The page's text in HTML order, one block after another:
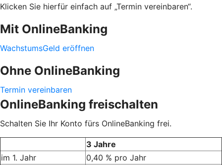
Klicken Sie hierfür einfach auf „Termin vereinbaren“.
Mit OnlineBanking
WachstumsGeld eröffnen
Ohne OnlineBanking
Termin vereinbaren
OnlineBanking freischalten
Schalten Sie Ihr Konto fürs OnlineBanking frei.
3 Jahre
im 1. Jahr
0,40 % pro Jahr